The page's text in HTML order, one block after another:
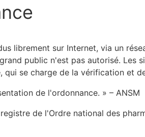
librement sur Internet, via un
public n'est pas autorisé. Les
se charge de la vérification et
de l'ordonnance. » – ANSM
de l'Ordre national des